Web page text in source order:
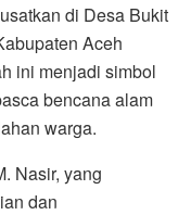
di Desa Bukit
Aceh
ini menjadi simbol
bencana alam
warga.
Nasir, yang
dan